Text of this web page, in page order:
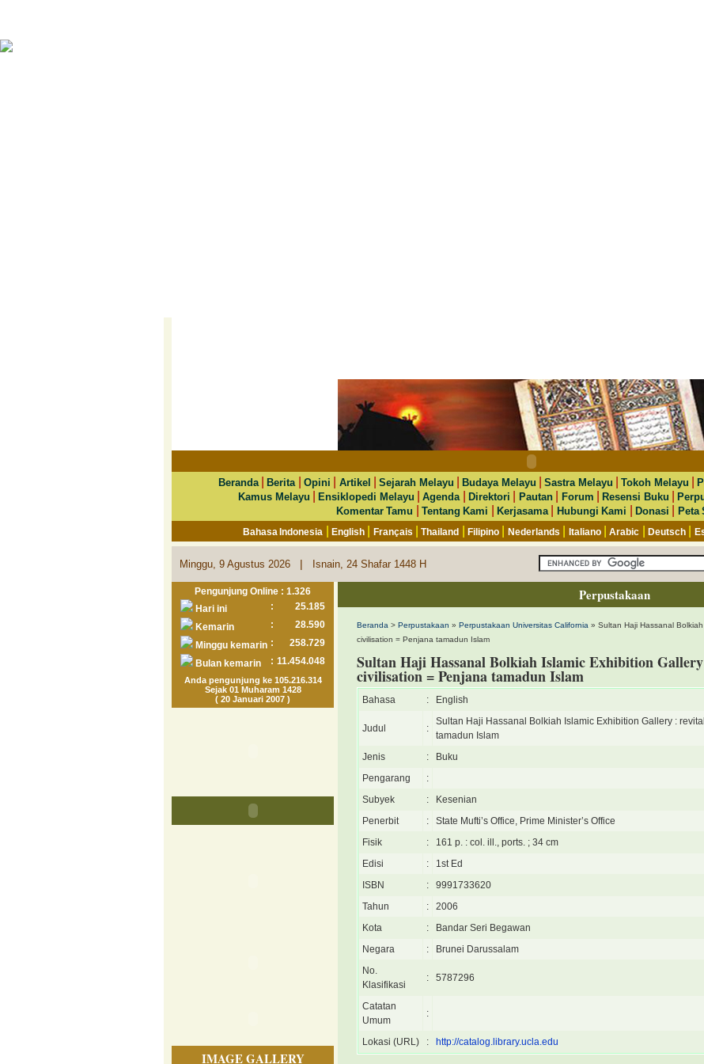
Beranda|Berita Opini Artikel |Sejarah Melayu |Budaya Melayu |Sastra Melayu |Tokoh Melayu |
Kamus Melayu
|Ensiklopedi Melayu |Agenda |Direktori Pautan| Forum |Resensi Buku |
Komentar Tamu
|Tentang Kami |Kerjasama Hubungi Kami Donasi Peta
Bahasa Indonesia |English Français |Thailand |Filipino Nederlands Italiano|Arabic Deutsch|
Minggu, 9 Agustus 2026 | Isnain, 24 Shafar 1448 H
Pengunjung Online : 1.326
Hari ini
:
25.185
Kemarin
:
28.590
Minggu kemarin :
258.729
Bulan kemarin
: 11.454.048
Anda pengunjung ke 105.216.314
Sejak 01 Muharam 1428
( 20 Januari 2007 )
IMAGE GALLERY
Perpustakaan
Beranda > Perpustakaan » Perpustakaan Universitas California » Sultan Haji Hassanal
civilisation = Penjana tamadun Islam
Sultan Haji Hassanal Bolkiah Islamic Exhibition
civilisation = Penjana tamadun Islam
Bahasa : English
Judul :
Sultan Haji Hassanal Bolkiah Islamic Exhibition Gallery :
tamadun Islam
Jenis
:
Buku
Pengarang
:
Subyek
:
Kesenian
Penerbit
:
State Mufti’s Office, Prime Minister’s Office
Fisik
:
161 p. : col. ill., ports. ; 34 cm
Edisi
:
1st Ed
ISBN
:
9991733620
Tahun
:
2006
Kota
:
Bandar Seri Begawan
Negara
:
Brunei Darussalam
No.
Klasifikasi
: 5787296
Catatan
Umum
:
Lokasi (URL) : http://catalog.library.ucla.edu